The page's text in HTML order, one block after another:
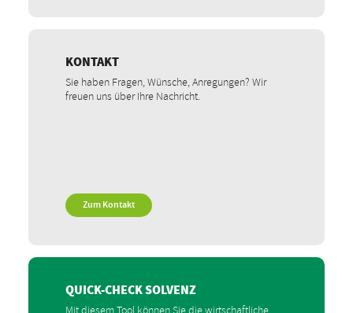
KONTAKT
Sie haben Fragen, Wünsche, Anregungen? Wir
freuen uns über Ihre Nachricht.
Zum Kontakt
QUICK-CHECK SOLVENZ